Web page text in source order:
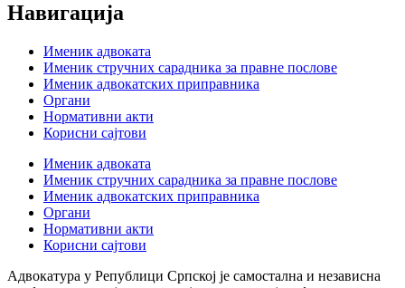
Навигација
Именик адвоката
Именик стручних сарадника за правне послове
Именик адвокатских приправника
Органи
Нормативни акти
Корисни сајтови
Именик адвоката
Именик стручних сарадника за правне послове
Именик адвокатских приправника
Органи
Нормативни акти
Корисни сајтови
Адвокатура у Републици Српској је самостална и независна